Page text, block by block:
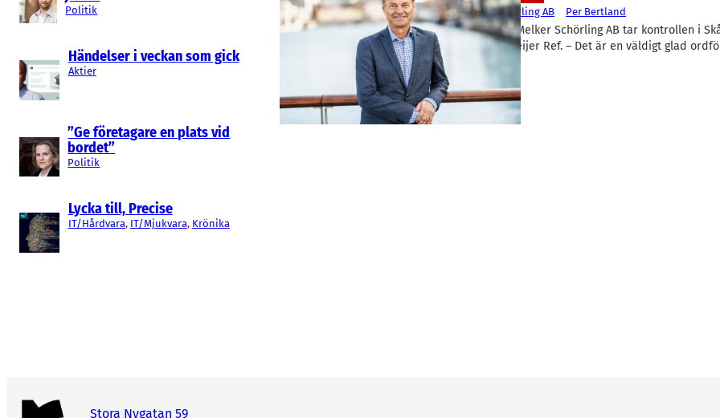
Politik
Händelser i veckan som gick
Aktier
”Ge företagare en plats vid
bordet”
Politik
Lycka till, Precise
IT/Hårdvara, IT/Mjukvara, Krönika
Beijer Ref, Melker Schörling AB Per Bertland
Investeringsbolaget Melker Schörling AB tar kontrollen i
största börsbolag, Beijer Ref. – Det är en väldigt glad
ringer upp, säger…
Stora Nygatan 59